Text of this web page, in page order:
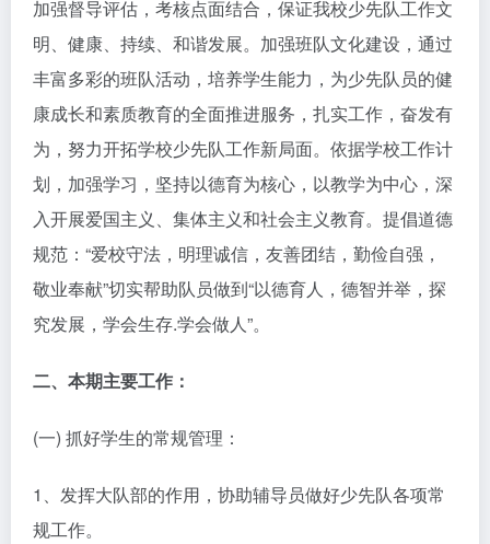
加强督导评估，考核点面结合，保证我校少先队工作文
明、健康、持续、和谐发展。加强班队文化建设，通过
丰富多彩的班队活动，培养学生能力，为少先队员的健
康成长和素质教育的全面推进服务，扎实工作，奋发有
为，努力开拓学校少先队工作新局面。依据学校工作计
划，加强学习，坚持以德育为核心，以教学为中心，深
入开展爱国主义、集体主义和社会主义教育。提倡道德
规范：“爱校守法，明理诚信，友善团结，勤俭自强，
敬业奉献”切实帮助队员做到“以德育人，德智并举，探
究发展，学会生存.学会做人”。
二、本期主要工作：
(一) 抓好学生的常规管理：
1、发挥大队部的作用，协助辅导员做好少先队各项常
规工作。